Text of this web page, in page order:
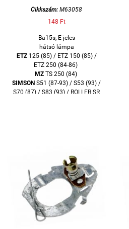
Cikkszám: M63058
148 Ft
Ba15s, E-jeles
hátsó lámpa
ETZ125 (85) / ETZ 150 (85) /
ETZ 250 (84-86)
MZTS 250 (84)
SIMSON S51 (87-93) / S53 (93) /
S70 (87) / S83 (93) / ROLLER SR